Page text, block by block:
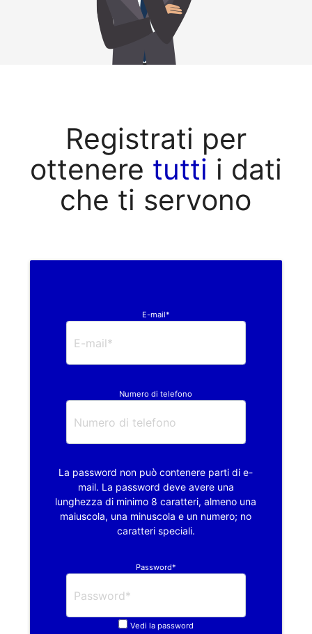
Registrati per
ottenere tutti i dati
che ti servono
E-mail*
Numero di telefono
La password non può contenere parti di e-
mail. La password deve avere una
lunghezza di minimo 8 caratteri, almeno una
maiuscola, una minuscola e un numero; no
caratteri speciali.
Password*
Vedi la password